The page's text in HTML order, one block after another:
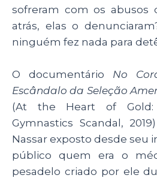
sofreram com os abusos
atrás, elas o
ninguém fez nada para
O documentário No
Escândalo da Seleção
(At the Heart of
Gymnastics Scandal,
Nassar exposto desde seu
público quem era o
pesadelo criado por ele